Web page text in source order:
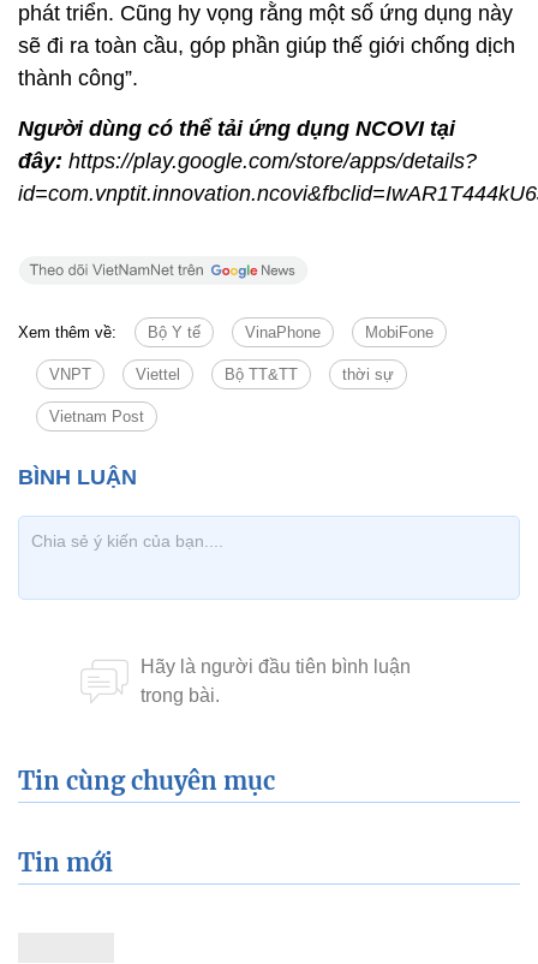
phát triển. Cũng hy vọng rằng một số ứng dụng này
sẽ đi ra toàn cầu, góp phần giúp thế giới chống dịch
thành công”.
Người dùng có thể tải ứng dụng NCOVI tại
đây: https://play.google.com/store/apps/details?
Xem thêm về: Bộ Y tế VinaPhone MobiFone
VNPT Viettel Bộ TT&TT thời sự
Vietnam Post
Tin cùng chuyên mục
Tin mới